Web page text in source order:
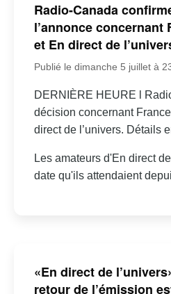
Radio-Canada
l’annonce concernant
et En direct de
Publié le dimanche 5 juillet à
DERNIÈRE HEURE l
décision concernant
direct de l’univers. Détails
Les amateurs d'En direct
date qu'ils attendaient
«En direct de
retour de l’émission